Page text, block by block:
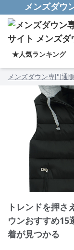
メンズダウ
★人気ランキング
メンズダウン専門通
トレンドを押さ
ウンおすすめ15
着が見つかる